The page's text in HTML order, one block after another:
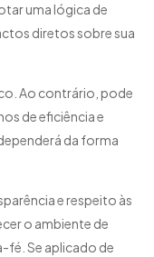
uma lógica de
diretos sobre sua
Ao contrário, pode
de eficiência e
da forma
e respeito às
o ambiente de
fé. Se aplicado de